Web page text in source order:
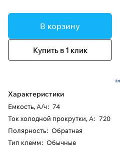
В корзину
Купить в 1 клик
Характеристики
Емкость, А/ч: 74
Ток холодной прокрутки, А: 720
Полярность: Обратная
Тип клемм: Обычные